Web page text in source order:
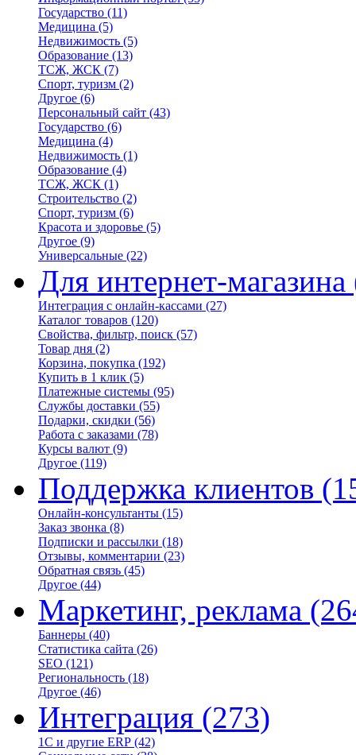
Государство (11)
Медицина (5)
Недвижимость (5)
Образование (13)
ТСЖ, ЖСК (7)
Спорт, туризм (2)
Другое (6)
Персональный сайт (43)
Государство (6)
Медицина (4)
Недвижимость (1)
Образование (4)
ТСЖ, ЖСК (1)
Строительство (2)
Спорт, туризм (6)
Красота и здоровье (5)
Другое (9)
Универсальные (22)
Для интернет-магазина
Интеграция с онлайн-кассами (27)
Каталог товаров (120)
Свойства, фильтр, поиск (57)
Товар дня (2)
Корзина, покупка (192)
Купить в 1 клик (5)
Платежные системы (95)
Службы доставки (55)
Подарки, скидки (56)
Работа с заказами (78)
Курсы валют (9)
Другое (119)
Поддержка клиентов
Онлайн-консультанты (15)
Заказ звонка (8)
Подписки и рассылки (18)
Отзывы, комментарии (23)
Обратная связь (45)
Другое (44)
Маркетинг, реклама
Баннеры (40)
Статистика сайта (26)
SEO (121)
Региональность (18)
Другое (46)
Интеграция (273)
1С и другие ERP (42)